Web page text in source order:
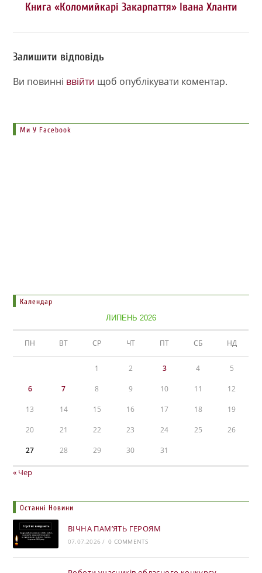
Книга «Коломийкарі Закарпаття» Івана Хланти
Залишити відповідь
Ви повинні ввійти щоб опублікувати коментар.
Ми У Facebook
Календар
ЛИПЕНЬ 2026
ПН ВТ СР ЧТ ПТ СБ НД
1 2 3 4 5
6 7 8 9 10 11 12
13 14 15 16 17 18 19
20 21 22 23 24 25 26
27 28 29 30 31
« Чер
Останні Новини
ВІЧНА ПАМ’ЯТЬ ГЕРОЯМ
07.07.2026 / 0 COMMENTS